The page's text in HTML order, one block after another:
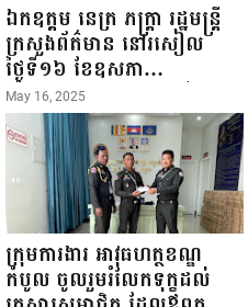
ឯកឧត្តម នេត្រ ភក្ត្រា រដ្ឋមន្ត្រី
ក្រសួងព័ត៌មាន នៅរសៀល
ថ្ងៃទី១៦ ខែឧសភា
ឆ្នាំ២០២៥នេះ បានអញ្ជើញចុះ
ធ្វើជំរឿនថ្នាក់ដឹកនាំមន្ត្រីរាជ
ការស៉ីវិល នៃក្រសួងព័ត៌មាន...
May 16, 2025
ក្រុមការងារ អាវុធហត្ថខណ្ឌ
កំបូល ចូលរួមរំលែកទុក្ខដល់